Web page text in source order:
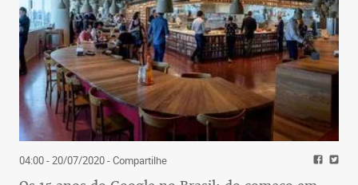
04:00 - 20/07/2020- Compartilhe